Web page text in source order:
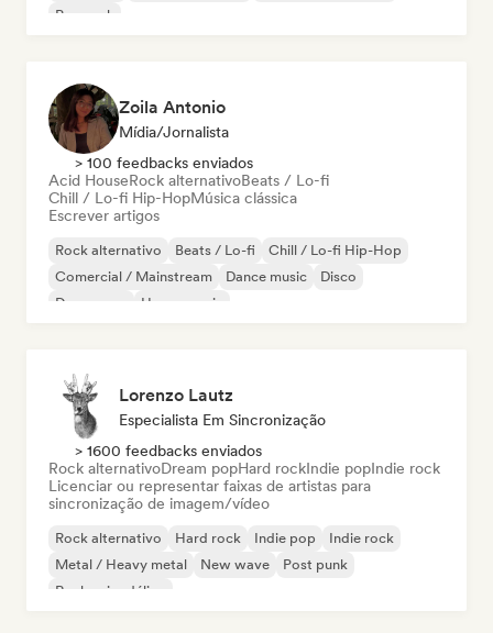
Pop rock
Zoila Antonio
Mídia/Jornalista
> 100 feedbacks enviados
Acid HouseRock alternativoBeats / Lo-fi
Chill / Lo-fi Hip-HopMúsica clássica
Escrever artigos
Rock alternativo Beats / Lo-fi
Chill / Lo-fi Hip-Hop
Comercial / Mainstream
Dance music
Disco
Dream pop
House music
Lorenzo Lautz
Especialista Em Sincronização
> 1600 feedbacks enviados
Rock alternativoDream popHard rockIndie popIndie rock
Licenciar ou representar faixas de artistas para
sincronização de imagem/vídeo
Rock alternativo Hard rock Indie pop
Indie rock
Metal / Heavy metal
New wave
Post punk
Rock psicodélico